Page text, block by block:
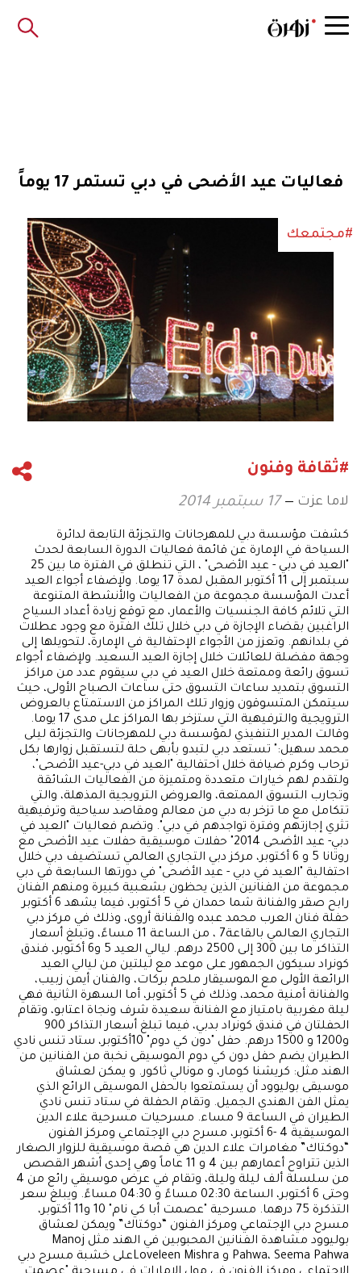
فعاليات عيد الأضحى في دبي تستمر 17 يوماً
#مجتمعك
#ثقافة وفنون
لاما عزت 17 سبتمبر 2014
كشفت مؤسسة دبي للمهرجانات والتجزئة التابعة لدائرة
السياحة في الإمارة عن قائمة فعاليات الدورة السابعة لحدث
"العيد في دبي - عيد الأضحى" ، التي تنطلق في الفترة ما بين 25
سبتمبر إلى 11 أكتوبر المقبل لمدة 17 يوما. ولإضفاء أجواء العيد
أعدت المؤسسة مجموعة من الفعاليات والأنشطة المتنوعة
التي تلائم كافة الجنسيات والأعمار، مع توقع زيادة أعداد السياح
الراغبين بقضاء الإجازة في دبي خلال تلك الفترة مع وجود عطلات
في بلدانهم. وتعزز من الأجواء الإحتفالية في الإمارة، لتحويلها إلى
وجهة مفضلة للعائلات خلال إجازة العيد السعيد. ولإضفاء أجواء
تسوق رائعة وممتعة خلال العيد في دبي سيقوم عدد من مراكز
التسوق بتمديد ساعات التسوق حتى ساعات الصباح الأولى، حيث
سيتمكن المتسوقون وزوار تلك المراكز من الاستمتاع بالعروض
الترويجية والترفيهية التي ستزخر بها المراكز على مدى 17 يوما.
وقالت المدير التنفيذي لمؤسسة دبي للمهرجانات والتجزئة ليلى
محمد سهيل:" تستعد دبي لتبدو بأبهى حلة لتستقبل زوارها بكل
ترحاب وكرم ضيافة خلال احتفالية "العيد في دبي-عيد الأضحى"،
ولتقدم لهم خيارات متعددة ومتميزة من الفعاليات الشائقة
وتجارب التسوق الممتعة، والعروض الترويجية المذهلة، والتي
تتكامل مع ما تزخر به دبي من معالم ومقاصد سياحية وترفيهية
تثري إجازتهم وفترة تواجدهم في دبي". وتضم فعاليات "العيد في
دبي- عيد الأضحى 2014" حفلات موسيقية حفلات عيد الأضحى مع
روتانا 5 و 6 أكتوبر، مركز دبي التجاري العالمي تستضيف دبي خلال
احتفالية "العيد في دبي - عيد الأضحى" في دورتها السابعة في دبي
مجموعة من الفنانين الذين يحظون بشعبية كبيرة ومنهم الفنان
رابح صقر والفنانة شما حمدان في 5 أكتوبر، فيما يشهد 6 أكتوبر
حفلة فنان العرب محمد عبده والفنانة أروى، وذلك في مركز دبي
التجاري العالمي بالقاعة7 ، من الساعة 11 مساءً، وتبلغ أسعار
التذاكر ما بين 300 إلى 2500 درهم. ليالي العيد 5 و6 أكتوبر، فندق
كونراد سيكون الجمهور على موعد مع ليلتين من ليالي العيد
الرائعة الأولى مع الموسيقار ملحم بركات، والفنان أيمن زبيب،
والفنانة أمنية محمد، وذلك في 5 أكتوبر، أما السهرة الثانية فهي
ليلة مغربية بامتياز مع الفنانة سعيدة شرف ونجاة اعتابو، وتقام
الحفلتان في فندق كونراد بدبي، فيما تبلغ أسعار التذاكر 900
و1200 و 1500 درهم. حفل "دون كي دوم" 10أكتوبر، ستاد تنس نادي
الطيران يضم حفل دون كي دوم الموسيقى نخبة من الفنانين من
الهند مثل: كريشنا كومار، و مونالي ثاكور. و يمكن لعشاق
موسيقى بوليوود أن يستمتعوا بالحفل الموسيقى الرائع الذي
يمثل الفن الهندي الجميل. وتقام الحفلة في ستاد تنس نادي
الطيران في الساعة 9 مساء. مسرحيات مسرحية علاء الدين
الموسيقية 4 -6 أكتوبر، مسرح دبي الإجتماعي ومركز الفنون
“دوكتاك” مغامرات علاء الدين هي قصة موسيقية للزوار الصغار
الذين تتراوح أعمارهم بين 4 و 11 عاماً وهي إحدى أشهر القصص
من سلسلة ألف ليلة وليلة، وتقام في عرض موسيقي رائع من 4
وحتى 6 أكتوبر، الساعة 02:30 مساءً و 04:30 مساءً. ويبلغ سعر
التذكرة 75 درهما. مسرحية "عصمت أبا كي نام" 10 و11 أكتوبر،
مسرح دبي الإجتماعي ومركز الفنون “دوكتاك” ويمكن لعشاق
بوليوود مشاهدة الفنانين المحبوبين في الهند مثل Manoj
Pahwa، Seema Pahwa و Loveleen Mishraعلى خشبة مسرح دبي